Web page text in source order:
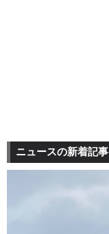
ニュースの新着記事